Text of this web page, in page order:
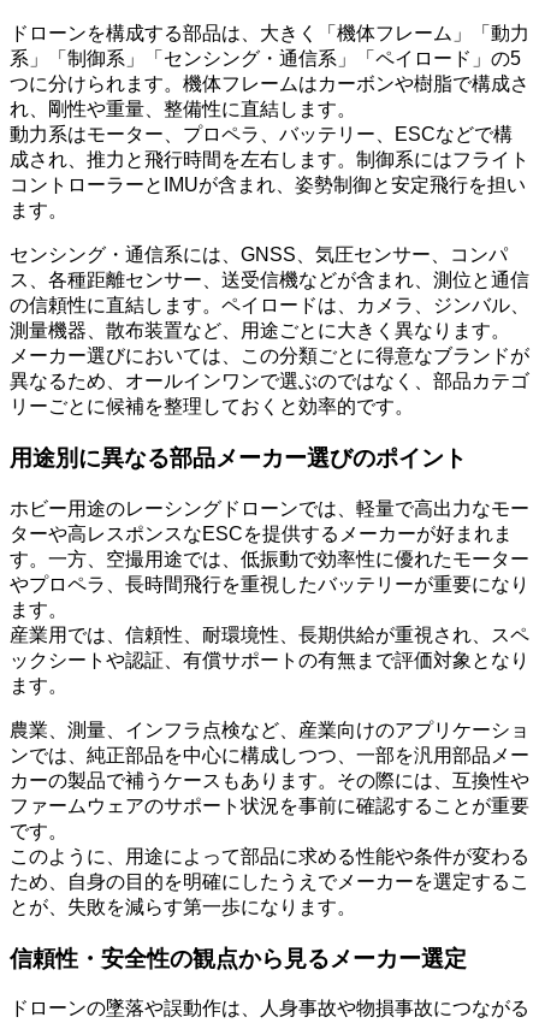
ドローンを構成する部品は、大きく「機体フレーム」「動力
系」「制御系」「センシング・通信系」「ペイロード」の5
つに分けられます。機体フレームはカーボンや樹脂で構成さ
れ、剛性や重量、整備性に直結します。
動力系はモーター、プロペラ、バッテリー、ESCなどで構
成され、推力と飛行時間を左右します。制御系にはフライト
コントローラーとIMUが含まれ、姿勢制御と安定飛行を担い
ます。
センシング・通信系には、GNSS、気圧センサー、コンパ
ス、各種距離センサー、送受信機などが含まれ、測位と通信
の信頼性に直結します。ペイロードは、カメラ、ジンバル、
測量機器、散布装置など、用途ごとに大きく異なります。
メーカー選びにおいては、この分類ごとに得意なブランドが
異なるため、オールインワンで選ぶのではなく、部品カテゴ
リーごとに候補を整理しておくと効率的です。
用途別に異なる部品メーカー選びのポイント
ホビー用途のレーシングドローンでは、軽量で高出力なモー
ターや高レスポンスなESCを提供するメーカーが好まれま
す。一方、空撮用途では、低振動で効率性に優れたモーター
やプロペラ、長時間飛行を重視したバッテリーが重要になり
ます。
産業用では、信頼性、耐環境性、長期供給が重視され、スペ
ックシートや認証、有償サポートの有無まで評価対象となり
ます。
農業、測量、インフラ点検など、産業向けのアプリケーショ
ンでは、純正部品を中心に構成しつつ、一部を汎用部品メー
カーの製品で補うケースもあります。その際には、互換性や
ファームウェアのサポート状況を事前に確認することが重要
です。
このように、用途によって部品に求める性能や条件が変わる
ため、自身の目的を明確にしたうえでメーカーを選定するこ
とが、失敗を減らす第一歩になります。
信頼性・安全性の観点から見るメーカー選定
ドローンの墜落や誤動作は、人身事故や物損事故につながる